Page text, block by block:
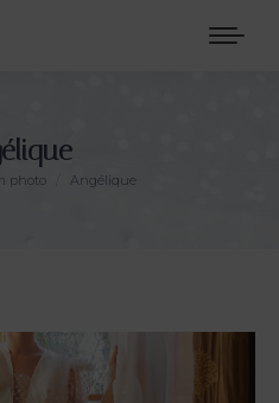
photo Angélique